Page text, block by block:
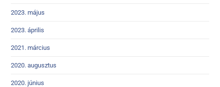
2023. május
2023. április
2021. március
2020. augusztus
2020. június